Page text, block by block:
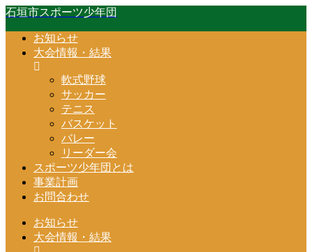
石垣市スポーツ少年団
お知らせ
大会情報・結果
軟式野球
サッカー
テニス
バスケット
バレー
リーダー会
スポーツ少年団とは
事業計画
お問合わせ
お知らせ
大会情報・結果